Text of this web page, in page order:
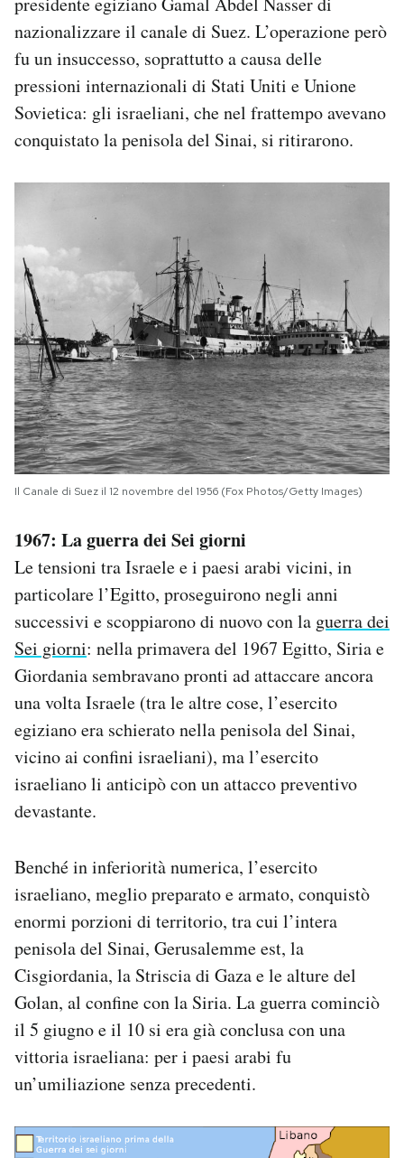
nazionalizzare il canale di Suez. L’operazione però
fu un insuccesso, soprattutto a causa delle
pressioni internazionali di Stati Uniti e Unione
Sovietica: gli israeliani, che nel frattempo avevano
conquistato la penisola del Sinai, si ritirarono.
Il Canale di Suez il 12 novembre del 1956 (Fox Photos/Getty Images)
1967: La guerra dei Sei giorni
Le tensioni tra Israele e i paesi arabi vicini, in
particolare l’Egitto, proseguirono negli anni
successivi e scoppiarono di nuovo con la guerra dei
Sei giorni: nella primavera del 1967 Egitto, Siria e
Giordania sembravano pronti ad attaccare ancora
una volta Israele (tra le altre cose, l’esercito
egiziano era schierato nella penisola del Sinai,
vicino ai confini israeliani), ma l’esercito
israeliano li anticipò con un attacco preventivo
devastante.
Benché in inferiorità numerica, l’esercito
israeliano, meglio preparato e armato, conquistò
enormi porzioni di territorio, tra cui l’intera
penisola del Sinai, Gerusalemme est, la
Cisgiordania, la Striscia di Gaza e le alture del
Golan, al confine con la Siria. La guerra cominciò
il 5 giugno e il 10 si era già conclusa con una
vittoria israeliana: per i paesi arabi fu
un’umiliazione senza precedenti.